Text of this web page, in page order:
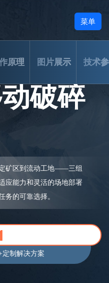
菜单
破碎
矿区到流动工地​​——三组
应能力和灵活的场地部署
务的可靠选择。
定制解决方案
原理 图片展示 技术